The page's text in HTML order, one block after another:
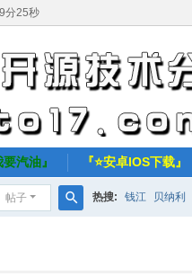
分25秒
汽油』 『⭐安卓IOS下载』
帖子 热搜: 钱江 贝纳利